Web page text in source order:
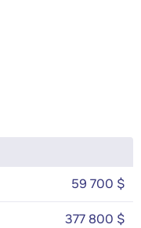
59 700 $
377 800 $